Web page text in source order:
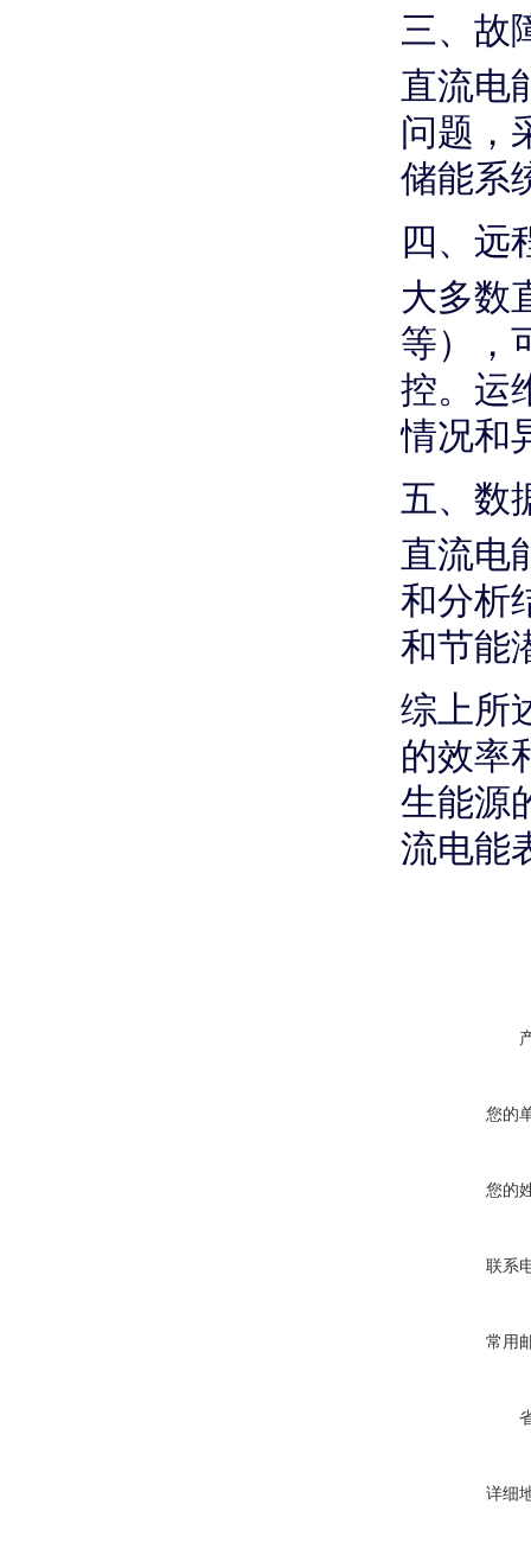
三、故
直流电
问题，
储能系
四、远
大多数
等），
控。运
情况和
五、数
直流电
和分析
和节能
综上所
的效率
生能源
流电能
您的
您的
联系
常用
详细